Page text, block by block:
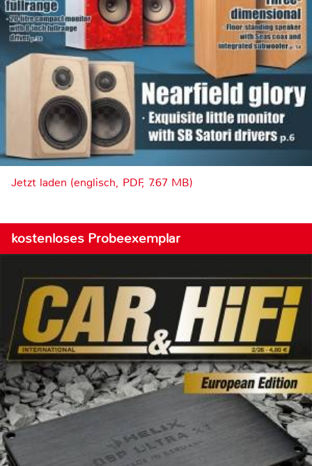
Jetzt laden (englisch, PDF, 7.67 MB)
kostenloses Probeexemplar